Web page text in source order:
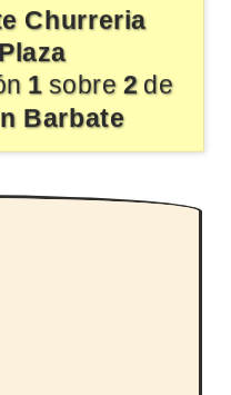
Churreria
1 sobre 2 de
Barbate